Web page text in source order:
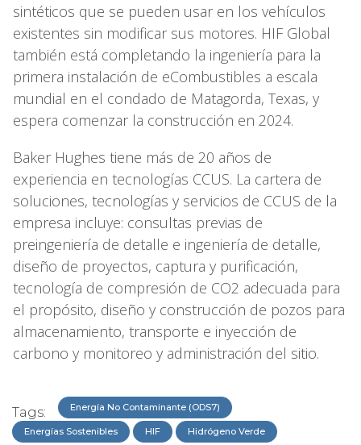
sintéticos que se pueden usar en los vehículos
existentes sin modificar sus motores. HIF Global
también está completando la ingeniería para la
primera instalación de eCombustibles a escala
mundial en el condado de Matagorda, Texas, y
espera comenzar la construcción en 2024.
Baker Hughes tiene más de 20 años de
experiencia en tecnologías CCUS. La cartera de
soluciones, tecnologías y servicios de CCUS de la
empresa incluye: consultas previas de
preingeniería de detalle e ingeniería de detalle,
diseño de proyectos, captura y purificación,
tecnología de compresión de CO2 adecuada para
el propósito, diseño y construcción de pozos para
almacenamiento, transporte e inyección de
carbono y monitoreo y administración del sitio.
Tags: Energía No Contaminante (ODS7)
Energías Sostenibles HIF Hidrógeno Verde